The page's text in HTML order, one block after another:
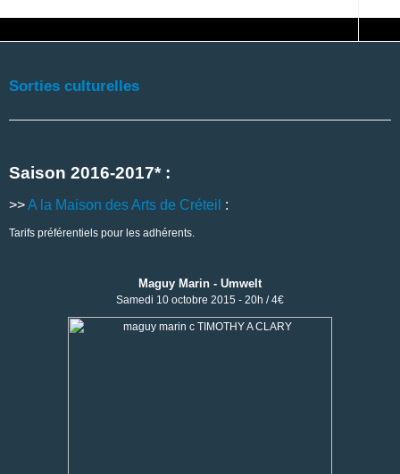
Sorties culturelles
Saison 2016-2017* :
>>A la Maison des Arts de Créteil :
Tarifs préférentiels pour les adhérents.
Maguy Marin - Umwelt
Samedi 10 octobre 2015 - 20h / 4€